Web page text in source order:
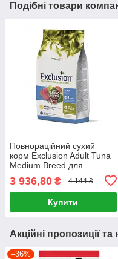
Подібні товари
Повнораційний сухий
корм Exclusion Adult Tuna
Medium Breed для
дорослих собак середніх
порід з тунцем 12 кг
3 936,80 ₴ 4 144 ₴
Купити
Акційні пропозиції
–36%